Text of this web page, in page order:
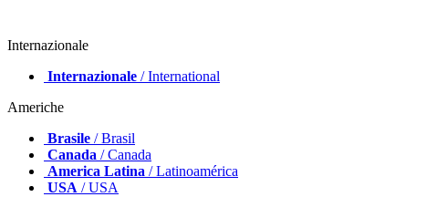
Internazionale
Internazionale / International
Americhe
Brasile / Brasil
Canada / Canada
America Latina / Latinoamérica
USA / USA